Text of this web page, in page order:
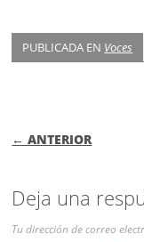
PUBLICADA EN Voces
← ANTERIOR
Deja una
Tu dirección de correo